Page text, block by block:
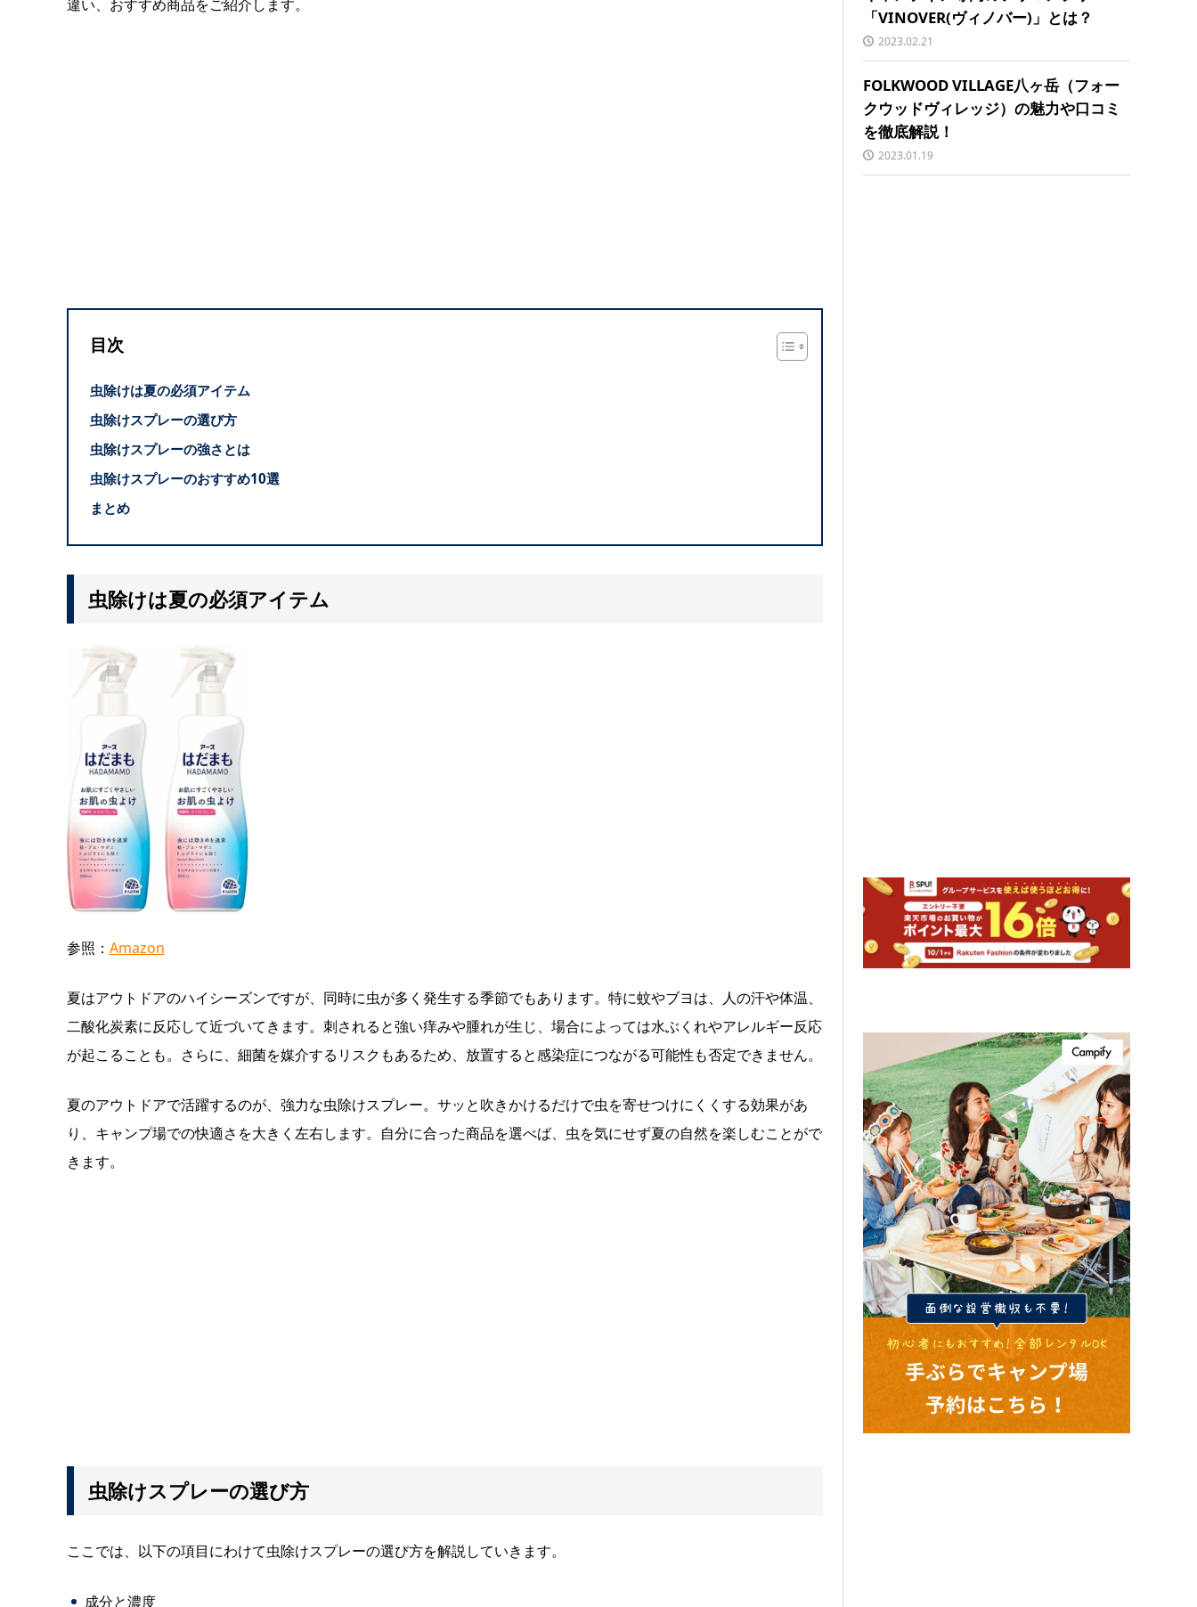
違い、おすすめ商品をご紹介します。
目次
虫除けは夏の必須アイテム
虫除けスプレーの選び方
虫除けスプレーの強さとは
虫除けスプレーのおすすめ10選
まとめ
虫除けは夏の必須アイテム
参照： Amazon
夏はアウトドアのハイシーズンですが、同時に虫が多く発生する季節でもあります。特に蚊やブヨは、人の汗や体温、
二酸化炭素に反応して近づいてきます。刺されると強い痒みや腫れが生じ、場合によっては水ぶくれやアレルギー反応
が起こることも。さらに、細菌を媒介するリスクもあるため、放置すると感染症につながる可能性も否定できません。
夏のアウトドアで活躍するのが、強力な虫除けスプレー。サッと吹きかけるだけで虫を寄せつけにくくする効果があ
り、キャンプ場での快適さを大きく左右します。自分に合った商品を選べば、虫を気にせず夏の自然を楽しむことがで
きます。
虫除けスプレーの選び方
ここでは、以下の項目にわけて虫除けスプレーの選び方を解説していきます。
成分と濃度
「VINOVER(ヴィノバー)」とは？
2023.02.21
FOLKWOOD VILLAGE八ヶ岳（フォー
クウッドヴィレッジ）の魅力や口コミ
を徹底解説！
2023.01.19